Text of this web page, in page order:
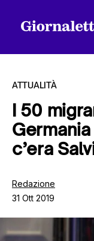
Tutti gli articoli
Chi siamo
Contatti
ATTUALITÀ
I 50
c’era
Redazione
31 Ott 2019